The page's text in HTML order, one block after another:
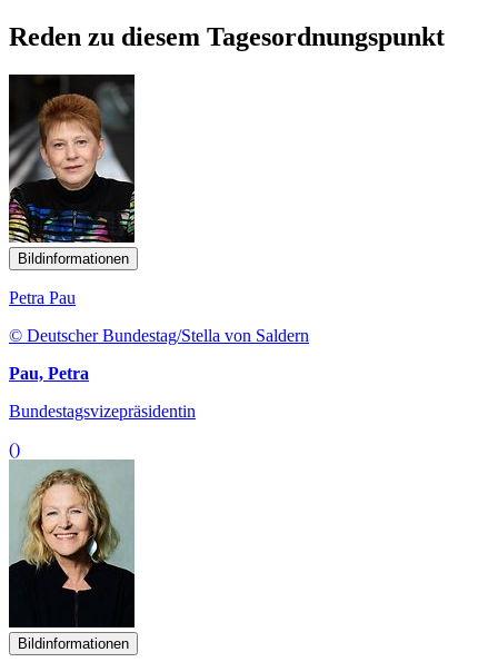
Reden zu diesem Tagesordnungspunkt
Bildinformationen
Petra Pau
© Deutscher Bundestag/Stella von Saldern
Pau, Petra
Bundestagsvizepräsidentin
()
Bildinformationen